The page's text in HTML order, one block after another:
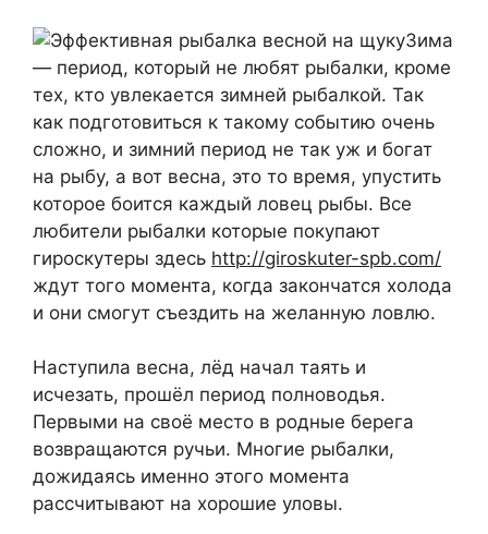
Зима
— период, который не любят рыбалки, кроме
тех, кто увлекается зимней рыбалкой. Так
как подготовиться к такому событию очень
сложно, и зимний период не так уж и богат
на рыбу, а вот весна, это то время, упустить
которое боится каждый ловец рыбы. Все
любители рыбалки которые покупают
гироскутеры здесь http://giroskuter-spb.com/
ждут того момента, когда закончатся холода
и они смогут съездить на желанную ловлю.
Наступила весна, лёд начал таять и
исчезать, прошёл период полноводья.
Первыми на своё место в родные берега
возвращаются ручьи. Многие рыбалки,
дожидаясь именно этого момента
рассчитывают на хорошие уловы.